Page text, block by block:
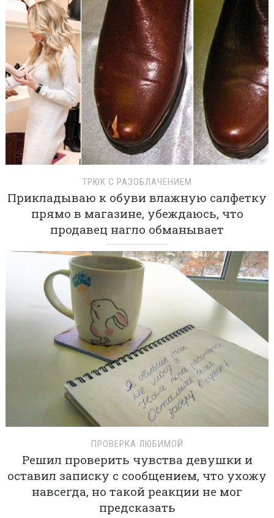
ТРЮК С РАЗОБЛАЧЕНИЕМ
Прикладываю к обуви влажную салфетку
прямо в магазине, убеждаюсь, что
продавец нагло обманывает
ПРОВЕРКА ЛЮБИМОЙ
Решил проверить чувства девушки и
оставил записку с сообщением, что ухожу
навсегда, но такой реакции не мог
предсказать